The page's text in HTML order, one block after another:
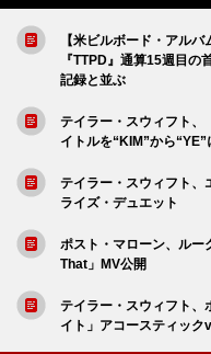
【米ビルボード・アル
『TTPD』通算15週目
記録と並ぶ
テイラー・スウィフト
イトルを“KIM”から
テイラー・スウィフト、
ライズ・デュエット
ポスト・マローン、ル
That」MV公開
テイラー・スウィフト、
イト」アコースティック